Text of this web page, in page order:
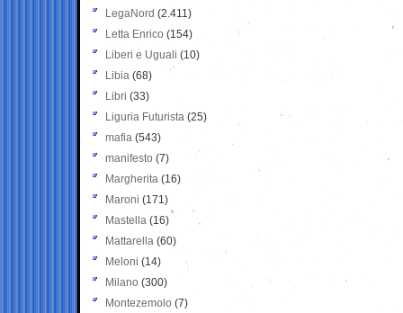
LegaNord (2.411)
Letta Enrico (154)
Liberi e Uguali (10)
Libia (68)
Libri (33)
Liguria Futurista (25)
mafia (543)
manifesto (7)
Margherita (16)
Maroni (171)
Mastella (16)
Mattarella (60)
Meloni (14)
Milano (300)
Montezemolo (7)